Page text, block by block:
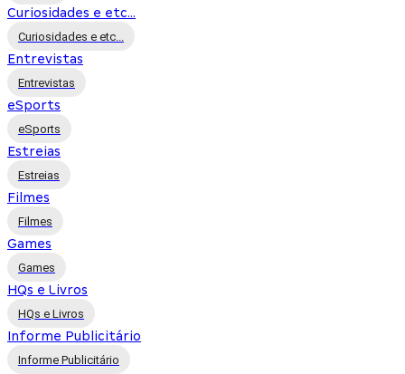
Curiosidades e etc...
Curiosidades e etc...
Entrevistas
Entrevistas
eSports
eSports
Estreias
Estreias
Filmes
Filmes
Games
Games
HQs e Livros
HQs e Livros
Informe Publicitário
Informe Publicitário